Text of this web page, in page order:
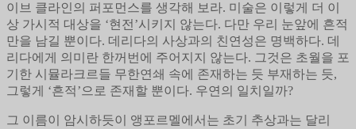
이브 클라인의 퍼포먼스를 생각해 보라. 미술은 이렇게 더 이
상 가시적 대상을 ‘현전’시키지 않는다. 다만 우리 눈앞에 흔적
만을 남길 뿐이다. 데리다의 사상과의 친연성은 명백하다. 데
리다에게 의미란 한꺼번에 주어지지 않는다. 그것은 초월을 포
기한 시뮬라크르들 무한연쇄 속에 존재하는 듯 부재하는 듯,
그렇게 ‘흔적’으로 존재할 뿐이다. 우연의 일치일까?
그 이름이 암시하듯이 앵포르멜에서는 초기 추상과는 달리